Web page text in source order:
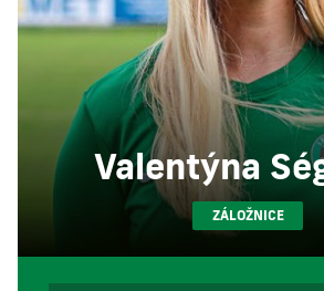
Valentýna
ZÁLOŽNICE